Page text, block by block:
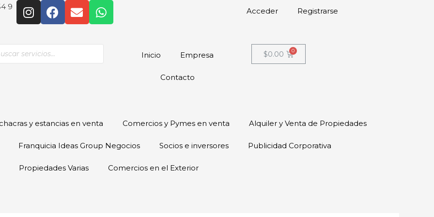
9 Acceder Registrarse
Inicio Empresa
Contacto
$0.00
y estancias en venta Comercios y Pymes en venta Alquiler y Venta de Propiedades
Franquicia Ideas Group Negocios Socios e inversores Publicidad Corporativa
Propiedades Varias Comercios en el Exterior